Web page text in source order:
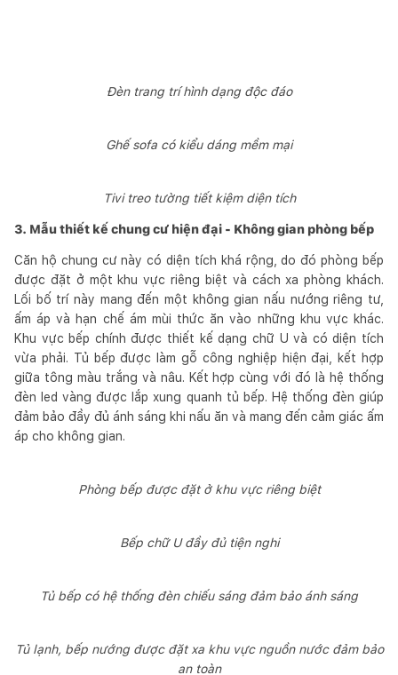
Đèn trang trí hình dạng độc đáo
Ghế sofa có kiểu dáng mềm mại
Tivi treo tường tiết kiệm diện tích
3. Mẫu thiết kế chung cư hiện đại - Không gian phòng bếp
Căn hộ chung cư này có diện tích khá rộng, do đó phòng bếp
được đặt ở một khu vực riêng biệt và cách xa phòng khách.
Lối bố trí này mang đến một không gian nấu nướng riêng tư,
ấm áp và hạn chế ám mùi thức ăn vào những khu vực khác.
Khu vực bếp chính được thiết kế dạng chữ U và có diện tích
vừa phải. Tủ bếp được làm gỗ công nghiệp hiện đại, kết hợp
giữa tông màu trắng và nâu. Kết hợp cùng với đó là hệ thống
đèn led vàng được lắp xung quanh tủ bếp. Hệ thống đèn giúp
đảm bảo đầy đủ ánh sáng khi nấu ăn và mang đến cảm giác ấm
áp cho không gian.
Phòng bếp được đặt ở khu vực riêng biệt
Bếp chữ U đầy đủ tiện nghi
Tủ bếp có hệ thống đèn chiếu sáng đảm bảo ánh sáng
Tủ lạnh, bếp nướng được đặt xa khu vực nguồn nước đảm bảo
an toàn